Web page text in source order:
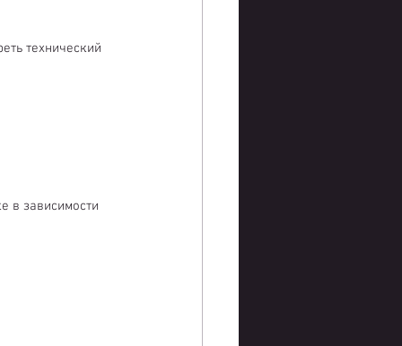
технический
в зависимости